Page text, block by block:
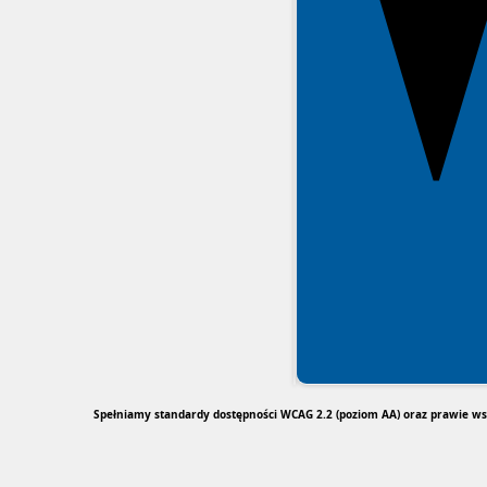
Spełniamy standardy dostępności WCAG 2.2 (poziom AA) oraz prawie